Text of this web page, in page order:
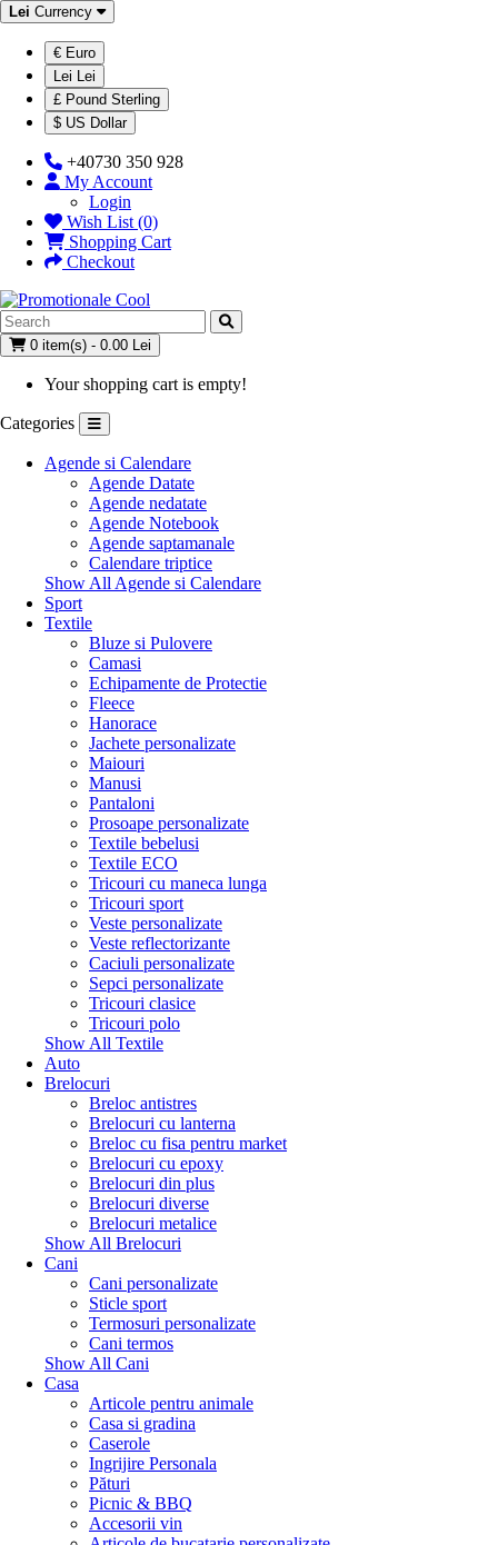
Lei Currency
€ Euro
Lei Lei
£ Pound Sterling
$ US Dollar
+40730 350 928
My Account
Login
Wish List (0)
Shopping Cart
Checkout
0 item(s) - 0.00 Lei
Your shopping cart is empty!
Categories
Agende si Calendare
Agende Datate
Agende nedatate
Agende Notebook
Agende saptamanale
Calendare triptice
Show All Agende si Calendare
Sport
Textile
Bluze si Pulovere
Camasi
Echipamente de Protectie
Fleece
Hanorace
Jachete personalizate
Maiouri
Manusi
Pantaloni
Prosoape personalizate
Textile bebelusi
Textile ECO
Tricouri cu maneca lunga
Tricouri sport
Veste personalizate
Veste reflectorizante
Caciuli personalizate
Sepci personalizate
Tricouri clasice
Tricouri polo
Show All Textile
Auto
Brelocuri
Breloc antistres
Brelocuri cu lanterna
Breloc cu fisa pentru market
Brelocuri cu epoxy
Brelocuri din plus
Brelocuri diverse
Brelocuri metalice
Show All Brelocuri
Cani
Cani personalizate
Sticle sport
Termosuri personalizate
Cani termos
Show All Cani
Casa
Articole pentru animale
Casa si gradina
Caserole
Ingrijire Personala
Pături
Picnic & BBQ
Accesorii vin